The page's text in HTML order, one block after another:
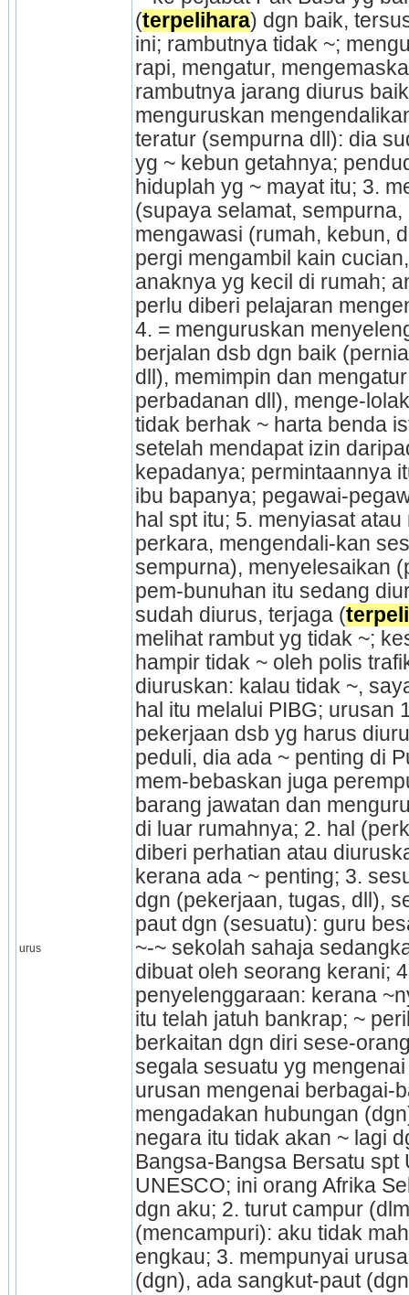
urus
(terpelihara) dgn baik,
ini; rambutnya tidak ~;
rapi, mengatur,
rambutnya jarang diurus
menguruskan
teratur (sempurna dll): dia
yg ~ kebun getahnya;
hiduplah yg ~ mayat itu; 3.
(supaya selamat,
mengawasi (rumah, kebun,
pergi mengambil kain
anaknya yg kecil di rumah;
perlu diberi pelajaran
4. = menguruskan
berjalan dsb dgn baik
dll), memimpin dan
perbadanan dll), menge-
tidak berhak ~ harta benda
setelah mendapat izin
kepadanya; permintaannya
ibu bapanya; pegawai-
hal spt itu; 5. menyiasat
perkara, mengendali-kan
sempurna), menyelesaikan
pem-bunuhan itu sedang
sudah diurus, terjaga (
melihat rambut yg tidak ~;
hampir tidak ~ oleh polis
diuruskan: kalau tidak ~,
hal itu melalui PIBG; urusan
pekerjaan dsb yg harus
peduli, dia ada ~ penting di
mem-bebaskan juga
barang jawatan dan
di luar rumahnya; 2. hal
diberi perhatian atau
kerana ada ~ penting; 3.
dgn (pekerjaan, tugas, dll),
paut dgn (sesuatu): guru
~-~ sekolah sahaja
dibuat oleh seorang kerani;
penyelenggaraan: kerana
itu telah jatuh bankrap; ~
berkaitan dgn diri sese-
segala sesuatu yg
urusan mengenai berbagai-
mengadakan hubungan
negara itu tidak akan ~ lagi
Bangsa-Bang­­sa Bersatu spt
UNESCO; ini orang Afrika
dgn aku; 2. turut campur
(mencampuri): aku tidak
engkau; 3. mempunyai
(dgn), ada sangkut-paut